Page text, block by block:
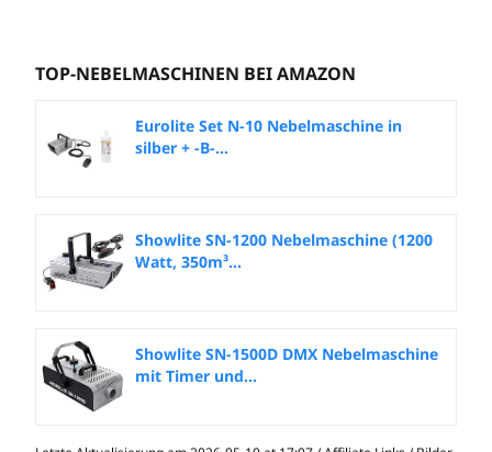
TOP-NEBELMASCHINEN BEI AMAZON
Eurolite Set N-10 Nebelmaschine in
silber + -B-...
Showlite SN-1200 Nebelmaschine (1200
Watt, 350m³...
Showlite SN-1500D DMX Nebelmaschine
mit Timer und...